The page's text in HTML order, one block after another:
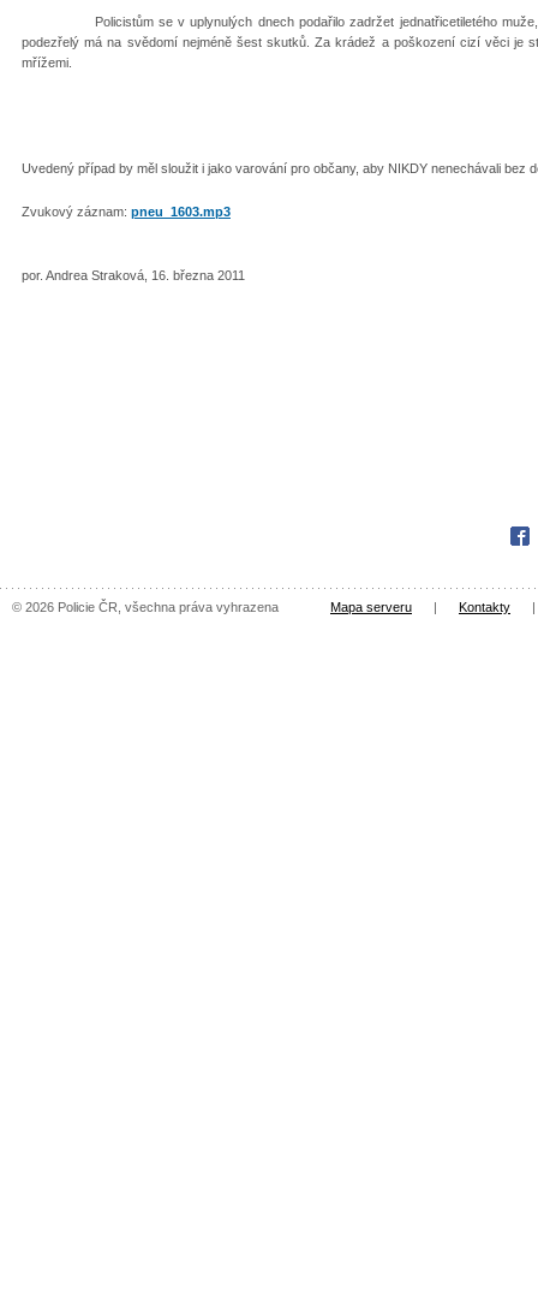
Policistům se v uplynulých dnech podařilo zadržet jednatřicetiletého muže,
podezřelý má na svědomí nejméně šest skutků. Za krádež a poškození cizí věci je
mřížemi.
Uvedený případ by měl sloužit i jako varování pro občany, aby NIKDY nenechávali bez
Zvukový záznam: pneu_1603.mp3
por. Andrea Straková, 16. března 2011
© 2026 Policie ČR, všechna práva vyhrazena Mapa serveru | Kontakty |